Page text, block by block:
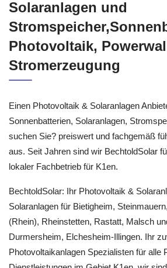
Solaranlagen und
Photovoltaik,
Stromerzeugung
Einen Photovoltaik & Solaranlagen
Sonnenbatterien, Solaranlagen,
suchen Sie? preiswert und fachgemäß
aus. Seit Jahren sind wir BechtoldSolar
lokaler Fachbetrieb für K1en.
BechtoldSolar: Ihr Photovoltaik &
Solaranlagen für Bietigheim,
(Rhein), Rheinstetten, Rastatt, Malsch
Durmersheim, Elchesheim-Illingen. Ihr
Photovoltaikanlagen Spezialisten für alle